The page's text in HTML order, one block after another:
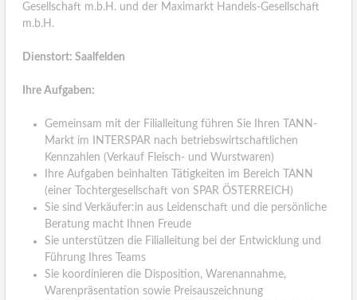
Gesellschaft m.b.H. und der Maximarkt Handels-Gesellschaft
m.b.H.
Dienstort: Saalfelden
Ihre Aufgaben:
Gemeinsam mit der Filialleitung führen Sie Ihren TANN-
Markt im INTERSPAR nach betriebswirtschaftlichen
Kennzahlen (Verkauf Fleisch- und Wurstwaren)
Ihre Aufgaben beinhalten Tätigkeiten im Bereich TANN
(einer Tochtergesellschaft von SPAR ÖSTERREICH)
Sie sind Verkäufer:in aus Leidenschaft und die persönliche
Beratung macht Ihnen Freude
Sie unterstützen die Filialleitung bei der Entwicklung und
Führung Ihres Teams
Sie koordinieren die Disposition, Warenannahme,
Warenpräsentation sowie Preisauszeichnung